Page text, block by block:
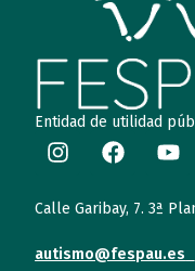
Entidad de utilidad
Calle Garibay, 7. 3ª
autismo@fespau.es